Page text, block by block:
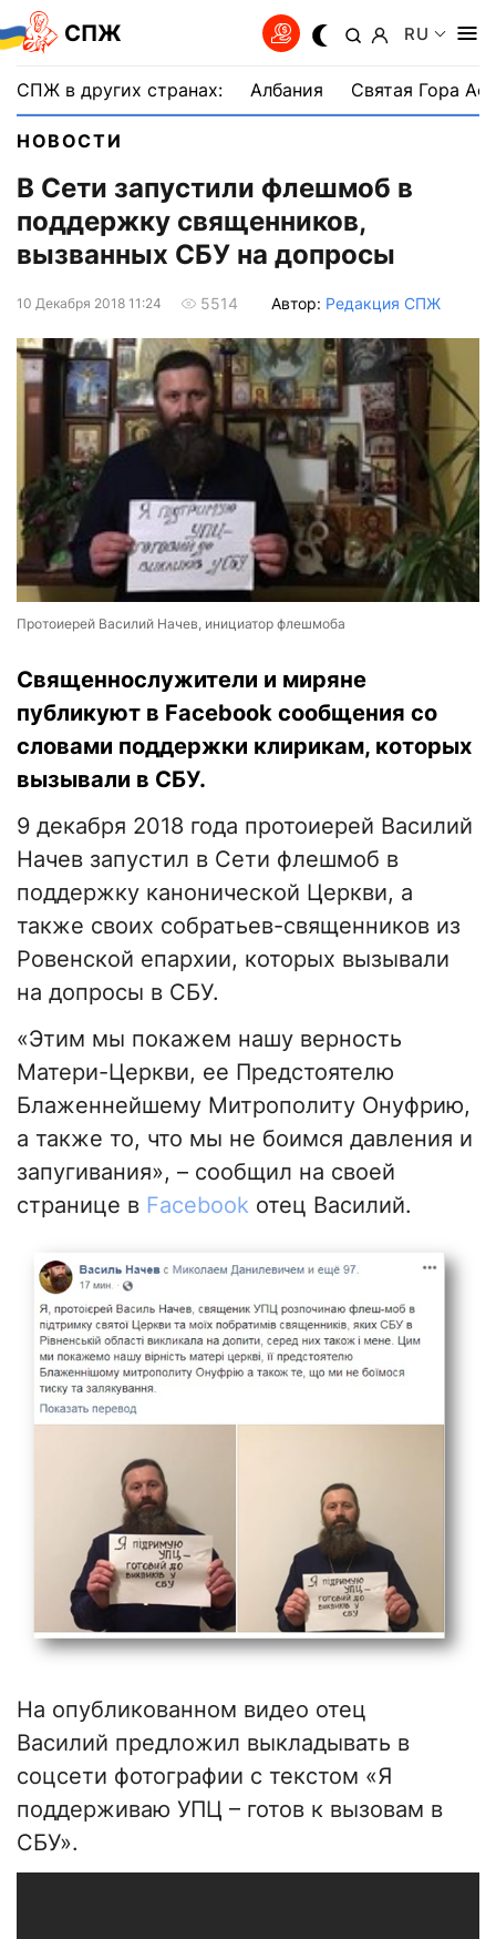
СПЖ RU
СПЖ в других странах: Албания Святая Гора
НОВОСТИ
В Сети запустили флешмоб в
поддержку священников,
вызванных СБУ на допросы
10 Декабря 2018 11:24 5514 Автор: Редакция СПЖ
Протоиерей Василий Начев, инициатор флешмоба
Священнослужители и миряне
публикуют в Facebook сообщения со
словами поддержки клирикам, которых
вызывали в СБУ.
9 декабря 2018 года протоиерей Василий
Начев запустил в Сети флешмоб в
поддержку канонической Церкви, а
также своих собратьев-священников из
Ровенской епархии, которых вызывали
на допросы в СБУ.
«Этим мы покажем нашу верность
Матери-Церкви, ее Предстоятелю
Блаженнейшему Митрополиту Онуфрию,
а также то, что мы не боимся давления и
запугивания», – сообщил на своей
странице в Facebook отец Василий.
На опубликованном видео отец
Василий предложил выкладывать в
соцсети фотографии с текстом «Я
поддерживаю УПЦ – готов к вызовам в
СБУ».